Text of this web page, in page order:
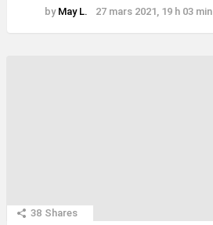
by May L. 27 mars 2021, 19 h 03 min
38 Shares